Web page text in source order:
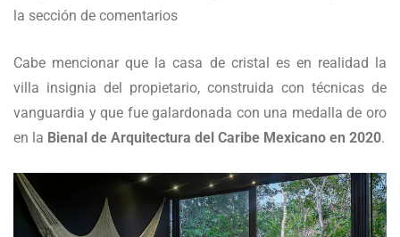
la sección de comentarios
Cabe mencionar que la casa de cristal es en realidad la
villa insignia del propietario, construida con técnicas de
vanguardia y que fue galardonada con una medalla de oro
en la Bienal de Arquitectura del Caribe Mexicano en 2020.